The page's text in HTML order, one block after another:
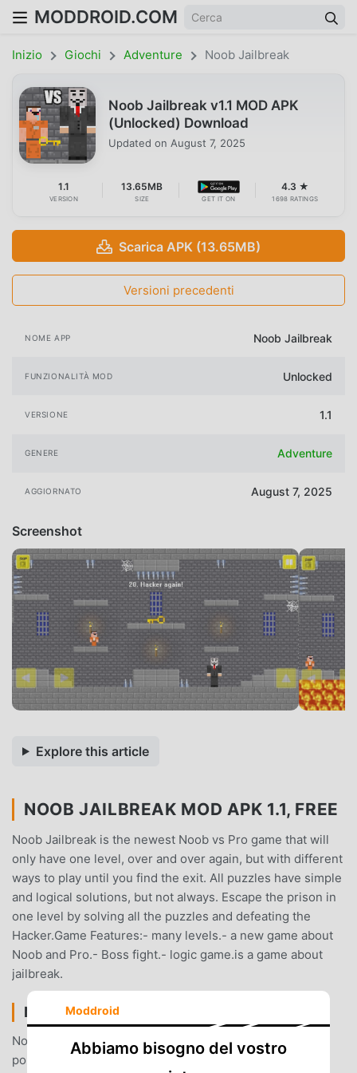
MODDROID.COM
Inizio Giochi Adventure Noob Jailbreak
Noob Jailbreak v1.1 MOD APK
(Unlocked) Download
Updated on August 7, 2025
1.1
VERSION
13.65MB
SIZE GET IT ON
4.3 ★
1698 RATINGS
Scarica APK (13.65MB)
Versioni precedenti
NOME APP Noob Jailbreak
FUNZIONALITÀ MOD Unlocked
VERSIONE 1.1
GENERE Adventure
AGGIORNATO August 7, 2025
Screenshot
Explore this article
NOOB JAILBREAK MOD APK 1.1, FREE
Noob Jailbreak is the newest Noob vs Pro game that will
only have one level, over and over again, but with different
ways to play until you find the exit. All puzzles have simple
and logical solutions, but not always. Escape the prison in
one level by solving all the puzzles and defeating the
Hacker.Game Features:- many levels.- a new game about
Noob and Pro.- Boss fight.- logic game.is a game about
jailbreak.
NOOB JAILBREAK INTRODUZIONE
Noob Jailbreak Essendo un gioco adventure molto
popolare di recente, ha guadagnato molti fan in tutto il
Moddroid
Abbiamo bisogno del vostro